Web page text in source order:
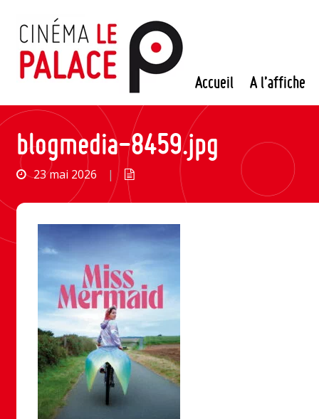
contenu
Accueil A l’affiche
blogmedia-8459.jpg
23 mai 2026 |